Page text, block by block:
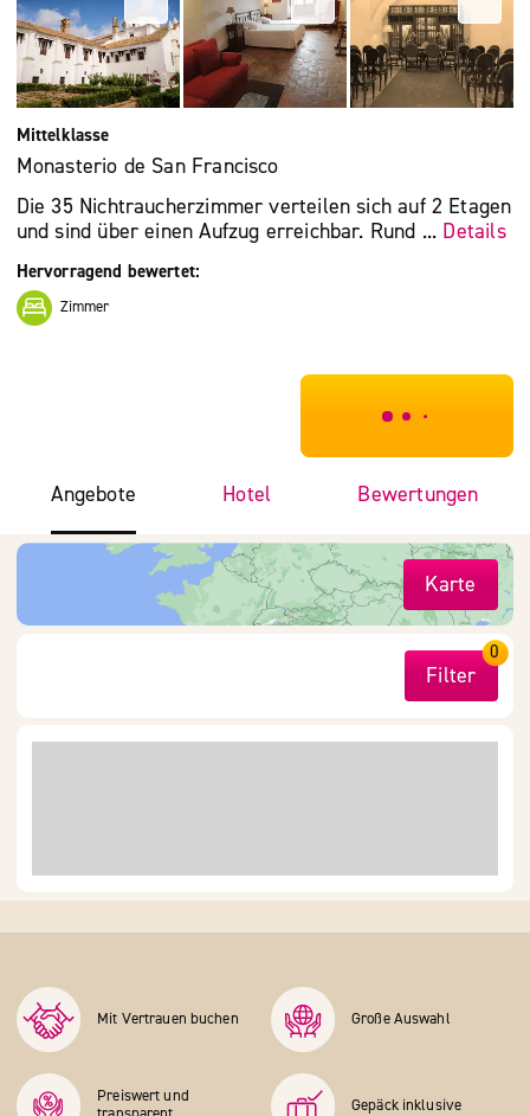
Mittelklasse
Monasterio de San Francisco
Die 35 Nichtraucherzimmer verteilen sich auf 2 Etagen
und sind über einen Aufzug erreichbar. Rund ... Details
Hervorragend bewertet:
Zimmer
***************
Angebote Hotel Bewertungen
Karte
Filter
0
Mit Vertrauen buchen Große Auswahl
Preiswert und
Gepäck inklusive